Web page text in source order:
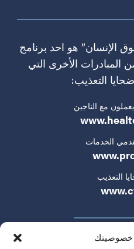
خصوصيتك
الإنسان” هو احد برنامج
المبادرات الأخرى التي
التعذيب:
مع الناجين
الخدمات
التعذيب